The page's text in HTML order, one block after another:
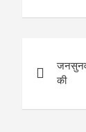
s
p
p
की